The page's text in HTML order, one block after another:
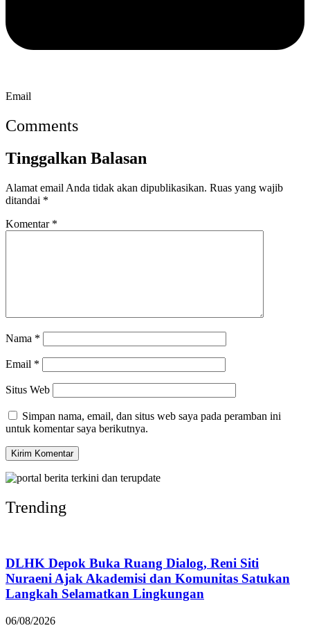
Email
Comments
Tinggalkan Balasan
Alamat email Anda tidak akan dipublikasikan. Ruas yang wajib
ditandai *
Komentar *
Nama *
Email *
Situs Web
Simpan nama, email, dan situs web saya pada peramban ini
untuk komentar saya berikutnya.
Trending
DLHK Depok Buka Ruang Dialog, Reni Siti
Nuraeni Ajak Akademisi dan Komunitas Satukan
Langkah Selamatkan Lingkungan
06/08/2026